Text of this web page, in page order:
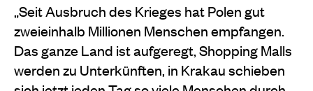
„Seit Ausbruch des Krieges hat Polen gut
zweieinhalb Millionen Menschen empfangen.
Das ganze Land ist aufgeregt, Shopping Malls
werden zu Unterkünften, in Krakau schieben